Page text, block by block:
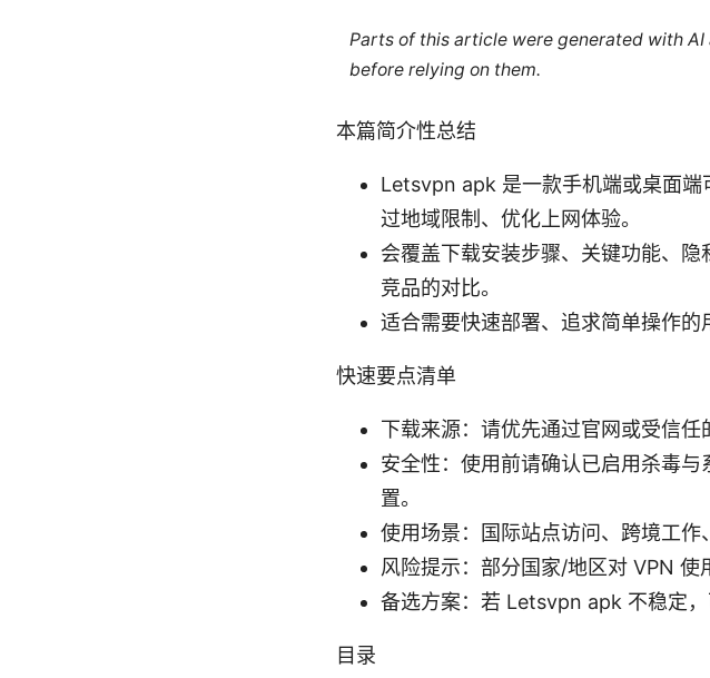
Parts of this article were generated with
before relying on them.
本篇简介性总结
Letsvpn apk 是一款手机端或桌面端
过地域限制、优化上网体验。
会覆盖下载安装步骤、关键功能、
竞品的对比。
适合需要快速部署、追求简单操作的
快速要点清单
下载来源：请优先通过官网或受信任
安全性：使用前请确认已启用杀毒
置。
使用场景：国际站点访问、跨境工作
风险提示：部分国家/地区对 VPN 使
备选方案：若 Letsvpn apk 不稳定，
目录